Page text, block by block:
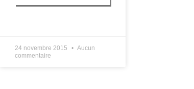
24 novembre 2015
Aucun
commentaire